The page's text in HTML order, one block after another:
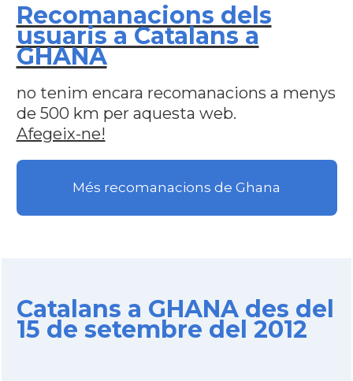
Recomanacions dels
usuaris a Catalans a
GHANA
no tenim encara recomanacions a menys
de 500 km per aquesta web.
Afegeix-ne!
Més recomanacions de Ghana
Catalans a GHANA des del
15 de setembre del 2012